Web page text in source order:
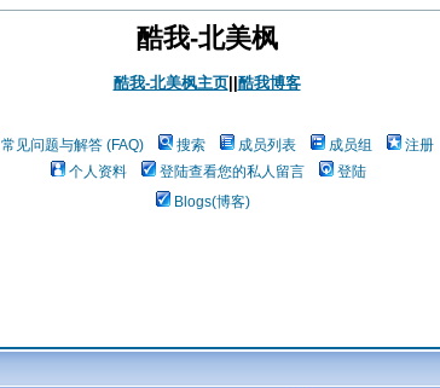
酷我-北美枫
酷我-北美枫主页|| 酷我博客
常见问题与解答 (FAQ) 搜索 成员列表 成员组
注册
个人资料
登陆查看您的私人留言
登陆
Blogs(博客)